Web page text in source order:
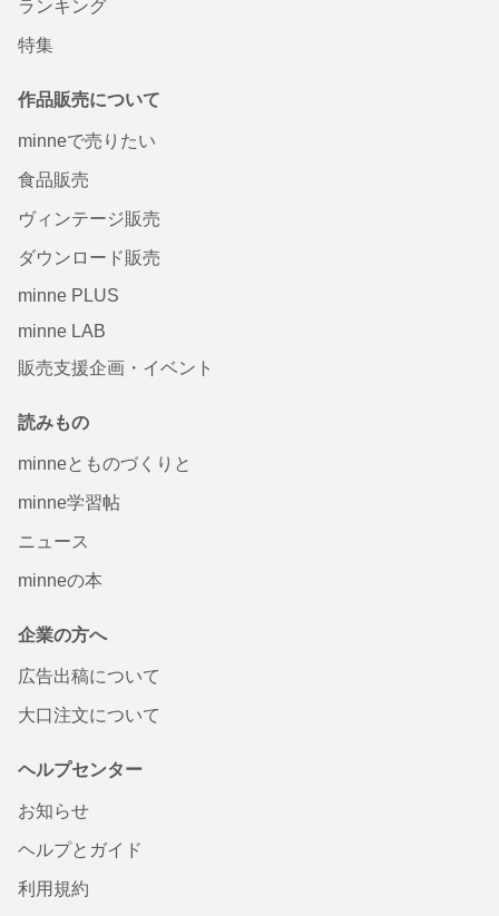
ランキング
特集
作品販売について
minneで売りたい
食品販売
ヴィンテージ販売
ダウンロード販売
minne PLUS
minne LAB
販売支援企画・イベント
読みもの
minneとものづくりと
minne学習帖
ニュース
minneの本
企業の方へ
広告出稿について
大口注文について
ヘルプセンター
お知らせ
ヘルプとガイド
利用規約